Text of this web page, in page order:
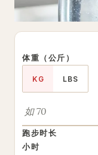
体重（公斤）
KG LBS
跑步时长
小时